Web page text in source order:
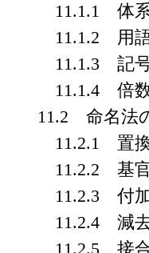
11.1.1 体系
11.1.2 用
11.1.3 記
11.1.4 倍数
11.2 命名法
11.2.1 置換
11.2.2 基官
11.2.3 付加
11.2.4 減去
11.2.5 接合